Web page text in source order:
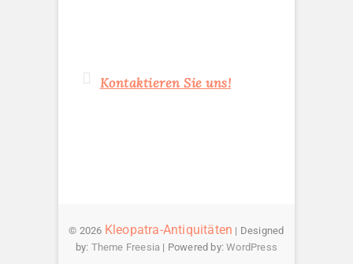
Kontaktieren Sie uns!
© 2026 Kleopatra-Antiquitäten | Designed
by: Theme Freesia | Powered by:WordPress